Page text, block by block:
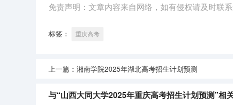
免责声明：文章内容来自网络，如有侵权请及时联系
标签： 重庆高考
上一篇： 湘南学院2025年湖北高考招生计划预测
与“山西大同大学2025年重庆高考招生计划预测”相